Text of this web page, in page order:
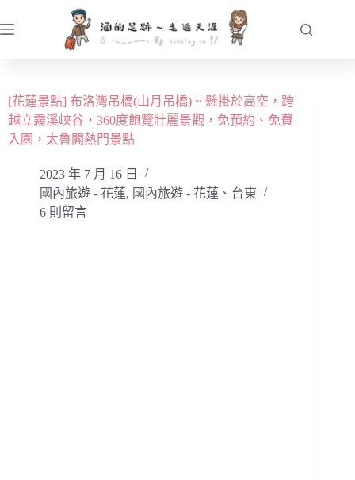
至
容[花蓮景點] 布洛灣吊橋(山月吊橋) ~ 懸掛於高空，跨
越立霧溪峽谷，360度飽覽壯麗景觀，免預約、免費
入園，太魯閣熱門景點
2023 年 7 月 16 日
國內旅遊 - 花蓮, 國內旅遊 - 花蓮、台東
6 則留言